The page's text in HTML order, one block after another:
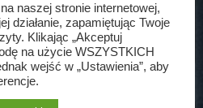
wielkanoc zyczenia
naszej stronie internetowej,
działanie, zapamiętując Twoje
Klikając „Akceptuj
na użycie WSZYSTKICH
wejść w „Ustawienia”, aby